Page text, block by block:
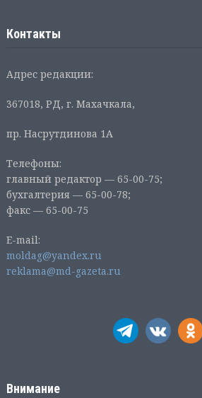
Контакты
Адрес редакции:
367018, РД, г. Махачкала,
пр. Насрутдинова 1А
Телефоны:
главный редактор — 65-00-75;
бухгалтерия — 65-00-78;
факс — 65-00-75
E-mail:
moldag@yandex.ru
reklama@md-gazeta.ru
Внимание